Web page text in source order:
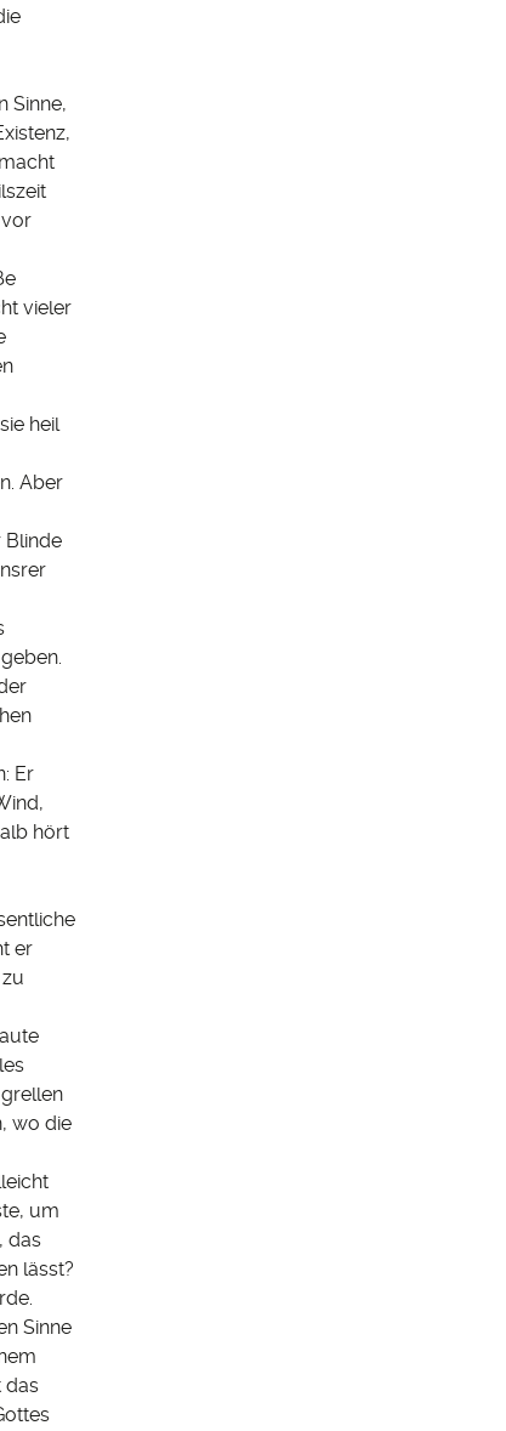
Sinne,
vieler
heil
Aber
Blinde
Er
hört
er
wo die
um
das
lässt?
Sinne
das